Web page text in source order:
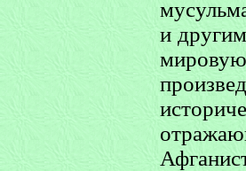
и
мировую